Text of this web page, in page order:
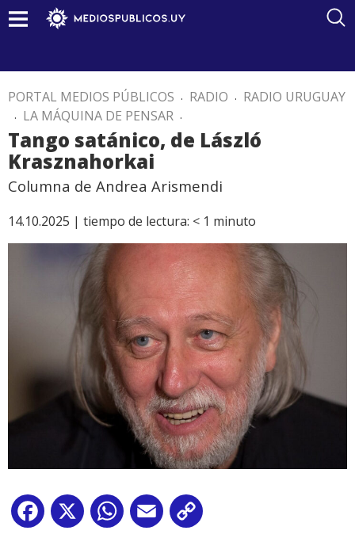
PORTAL MEDIOS PÚBLICOS . RADIO . RADIO URUGUAY
. LA MÁQUINA DE PENSAR .
Tango satánico, de László
Krasznahorkai
Columna de Andrea Arismendi
14.10.2025 | tiempo de lectura: < 1 minuto
Facebook
X WhatsApp
Email